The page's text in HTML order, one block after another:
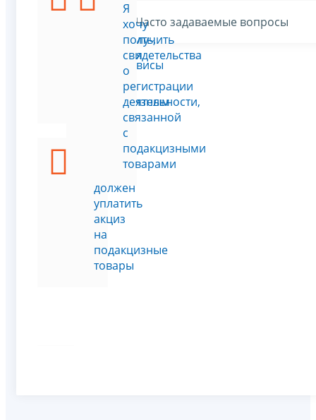
Я
проверить,
является
товар
подакцизным
должен
уплатить
акциз
на
подакцизные
товары
Я
хочу
получить
свидетельства
о
регистрации
деятельности,
связанной
с
подакцизными
товарами
Часто задаваемые вопросы
Все сервисы